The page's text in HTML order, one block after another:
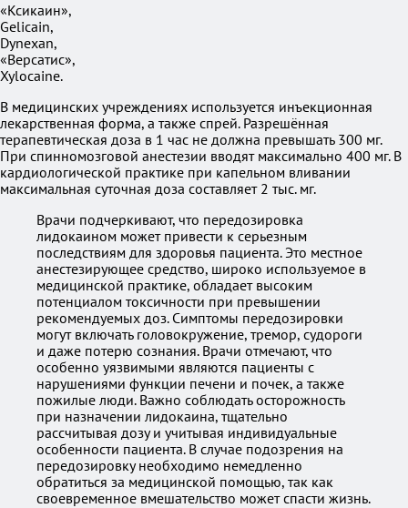
«Ксикаин»,
Gelicain,
Dynexan,
«Версатис»,
Xylocaine.
В медицинских учреждениях используется инъекционная
лекарственная форма, а также спрей. Разрешённая
терапевтическая доза в 1 час не должна превышать 300 мг.
При спинномозговой анестезии вводят максимально 400 мг. В
кардиологической практике при капельном вливании
максимальная суточная доза составляет 2 тыс. мг.
Врачи подчеркивают, что передозировка
лидокаином может привести к серьезным
последствиям для здоровья пациента. Это местное
анестезирующее средство, широко используемое в
медицинской практике, обладает высоким
потенциалом токсичности при превышении
рекомендуемых доз. Симптомы передозировки
могут включать головокружение, тремор, судороги
и даже потерю сознания. Врачи отмечают, что
особенно уязвимыми являются пациенты с
нарушениями функции печени и почек, а также
пожилые люди. Важно соблюдать осторожность
при назначении лидокаина, тщательно
рассчитывая дозу и учитывая индивидуальные
особенности пациента. В случае подозрения на
передозировку необходимо немедленно
обратиться за медицинской помощью, так как
своевременное вмешательство может спасти жизнь.